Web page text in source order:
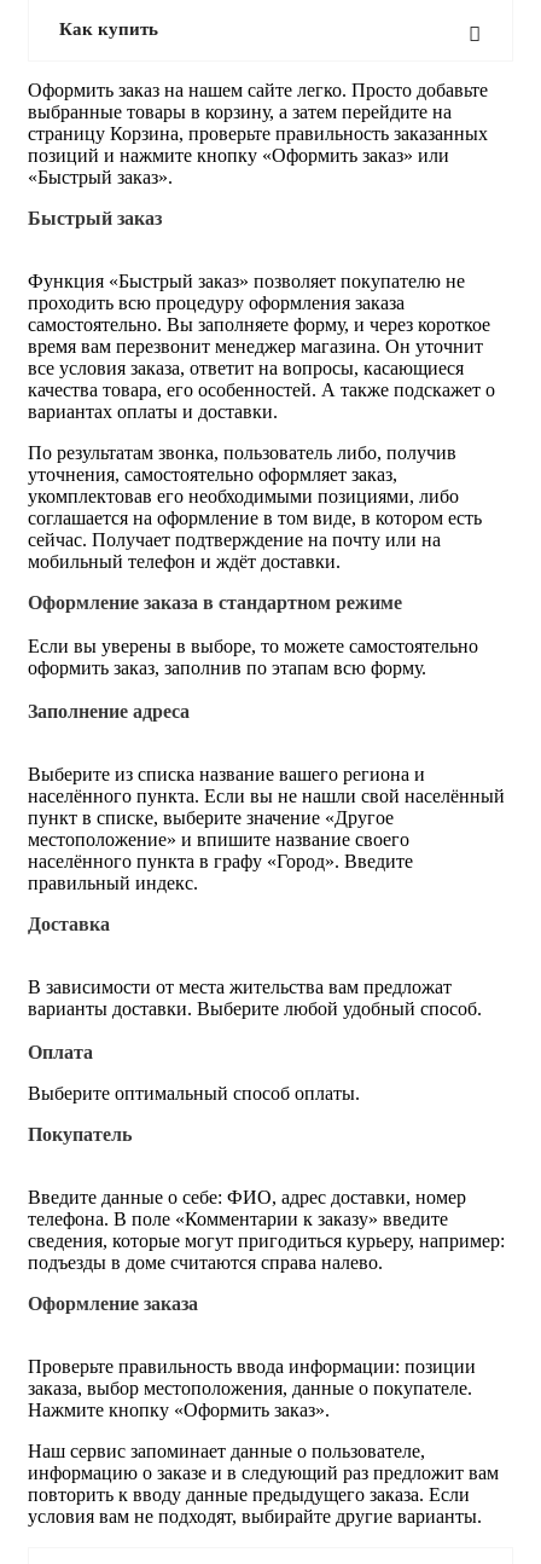
Как купить
Оформить заказ на нашем сайте легко. Просто добавьте
выбранные товары в корзину, а затем перейдите на
страницу Корзина, проверьте правильность заказанных
позиций и нажмите кнопку «Оформить заказ» или
«Быстрый заказ».
Быстрый заказ
Функция «Быстрый заказ» позволяет покупателю не
проходить всю процедуру оформления заказа
самостоятельно. Вы заполняете форму, и через короткое
время вам перезвонит менеджер магазина. Он уточнит
все условия заказа, ответит на вопросы, касающиеся
качества товара, его особенностей. А также подскажет о
вариантах оплаты и доставки.
По результатам звонка, пользователь либо, получив
уточнения, самостоятельно оформляет заказ,
укомплектовав его необходимыми позициями, либо
соглашается на оформление в том виде, в котором есть
сейчас. Получает подтверждение на почту или на
мобильный телефон и ждёт доставки.
Оформление заказа в стандартном режиме
Если вы уверены в выборе, то можете самостоятельно
оформить заказ, заполнив по этапам всю форму.
Заполнение адреса
Выберите из списка название вашего региона и
населённого пункта. Если вы не нашли свой населённый
пункт в списке, выберите значение «Другое
местоположение» и впишите название своего
населённого пункта в графу «Город». Введите
правильный индекс.
Доставка
В зависимости от места жительства вам предложат
варианты доставки. Выберите любой удобный способ.
Оплата
Выберите оптимальный способ оплаты.
Покупатель
Введите данные о себе: ФИО, адрес доставки, номер
телефона. В поле «Комментарии к заказу» введите
сведения, которые могут пригодиться курьеру, например:
подъезды в доме считаются справа налево.
Оформление заказа
Проверьте правильность ввода информации: позиции
заказа, выбор местоположения, данные о покупателе.
Нажмите кнопку «Оформить заказ».
Наш сервис запоминает данные о пользователе,
информацию о заказе и в следующий раз предложит вам
повторить к вводу данные предыдущего заказа. Если
условия вам не подходят, выбирайте другие варианты.